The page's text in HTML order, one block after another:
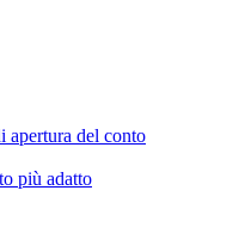
apertura del conto
più adatto